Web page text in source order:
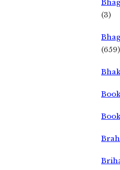
(3)
(659)